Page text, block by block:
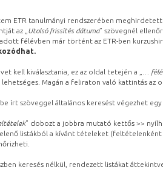
ETR tanulmányi rendszerében
az „ Utolsó frissítés dátuma” szövegnél
adott félévben már történt az ETR-ben
kell kiválasztania, ez az oldal tetején a „
…
Magán a feliraton való kattintás az
írt szöveggel általános keresést végezhet
” dobozt a jobbra mutató kettős >>
listákból a kívánt tételeket (feltételenként
keresés nélkül, rendezett listákat